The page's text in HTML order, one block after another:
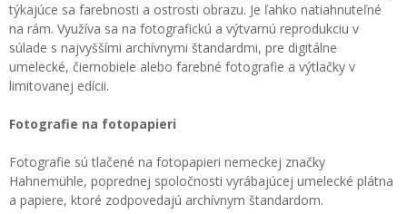
týkajúce sa farebnosti a ostrosti obrazu. Je ľahko natiahnuteľné
na rám. Využíva sa na fotografickú a výtvarnú reprodukciu v
súlade s najvyššími archívnymi štandardmi, pre digitálne
umelecké, čiernobiele alebo farebné fotografie a výtlačky v
limitovanej edícii.
Fotografie na fotopapieri
Fotografie sú tlačené na fotopapieri nemeckej značky
Hahnemühle, poprednej spoločnosti vyrábajúcej umelecké plátna
a papiere, ktoré zodpovedajú archívnym štandardom.